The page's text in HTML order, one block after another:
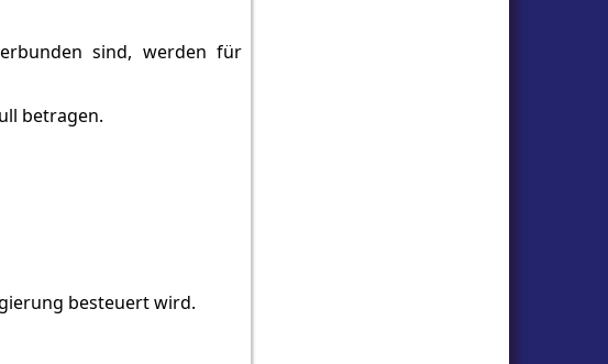
sind, werden für
betragen.
besteuert wird.